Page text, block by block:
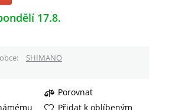
17.8.
SHIMANO
Porovnat
Přidat k oblíbeným